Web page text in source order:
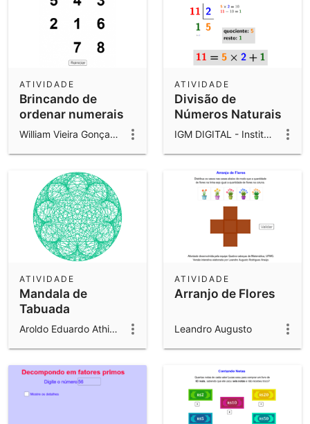
Brincando de
ordenar numerais
ATIVIDADE
William Vieira Gonçalves
Divisão de
Números Naturais
ATIVIDADE
IGM DIGITAL - Instituto Goiano de Matemática
Mandala de
Tabuada
ATIVIDADE
Aroldo Eduardo Athias Rodrigues
Arranjo de Flores
ATIVIDADE
Leandro Augusto